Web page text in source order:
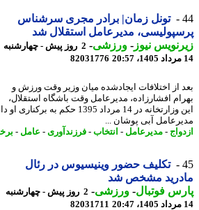
تونل زمان| برادر مجری سرشناس
مدیرعامل استقلال شد
نیوز-ورزشی-
2 روز پیش - چهارشنبه
82031776
از اختلافات ایجادشده میان وزیر وقت ورزش و
افشارزاده، مدیرعامل وقت باشگاه استقلال،
این وزارتخانه در 14 مرداد 1395 حکم به
آبی پوشان ...
-مدیرعامل-انتخاب-فرزندآوری - عامل-
تکلیف حضور وینیسیوس در رئال
مشخص شد
فوتبال-ورزشی-
2 روز پیش - چهارشنبه
82031711